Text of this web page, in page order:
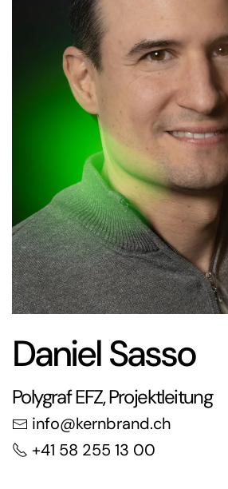
Daniel Sasso
Polygraf EFZ, Projektleitung
info@kernbrand.ch
+41 58 255 13 00